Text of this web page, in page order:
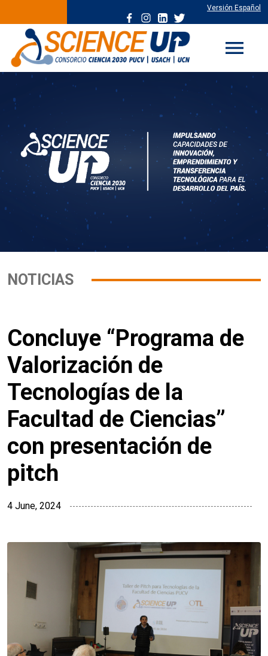
Versión Español
menu
NOTICIAS
Concluye “Programa de
Valorización de
Tecnologías de la
Facultad de Ciencias”
con presentación de
pitch
4 June, 2024